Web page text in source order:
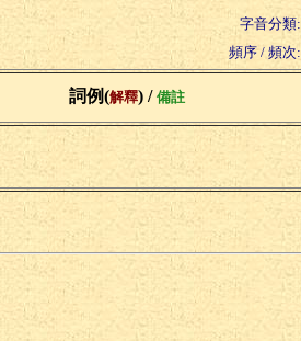
字音分類:
頻序 / 頻次:
詞例(解釋) / 備註